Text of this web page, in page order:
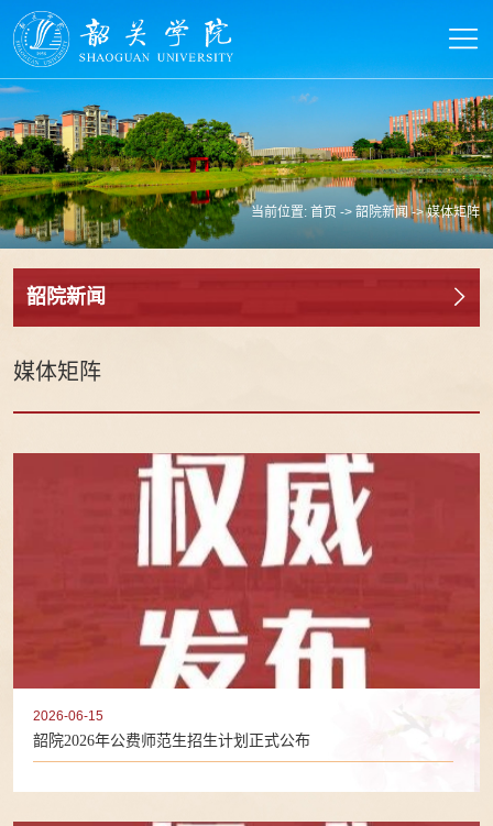
当前位置:首页 ->韶院新闻->媒体矩阵
韶院新闻
媒体矩阵
2026-06-15
韶院2026年公费师范生招生计划正式公布